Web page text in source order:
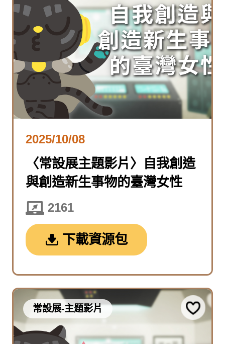
2025/10/08
〈常設展主題影片〉自我創造
與創造新生事物的臺灣女性
2161
下載資源包
常設展-主題影片